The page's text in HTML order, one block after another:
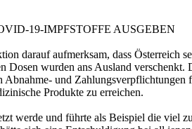
19-IMPFSTOFFE AUSGEBEN
darauf aufmerksam, dass
wurden ans Ausland
Abnahme- und
Produkte zu erreichen.
werde und führte als Beispiel die